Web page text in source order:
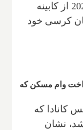
او که پیش از این در نوامبر 2025 از کابینه
کرسی خود
وام مسکن که
کانادا که
منتشر شد، نشان